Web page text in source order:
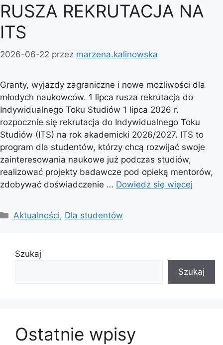
RUSZA REKRUTACJA NA
ITS
2026-06-22 przez marzena.kalinowska
Granty, wyjazdy zagraniczne i nowe możliwości dla
młodych naukowców. 1 lipca rusza rekrutacja do
Indywidualnego Toku Studiów 1 lipca 2026 r.
rozpocznie się rekrutacja do Indywidualnego Toku
Studiów (ITS) na rok akademicki 2026/2027. ITS to
program dla studentów, którzy chcą rozwijać swoje
zainteresowania naukowe już podczas studiów,
realizować projekty badawcze pod opieką mentorów,
zdobywać doświadczenie … Dowiedz się więcej
Kategorie
Aktualności, Dla studentów
Szukaj
Szukaj
Ostatnie wpisy